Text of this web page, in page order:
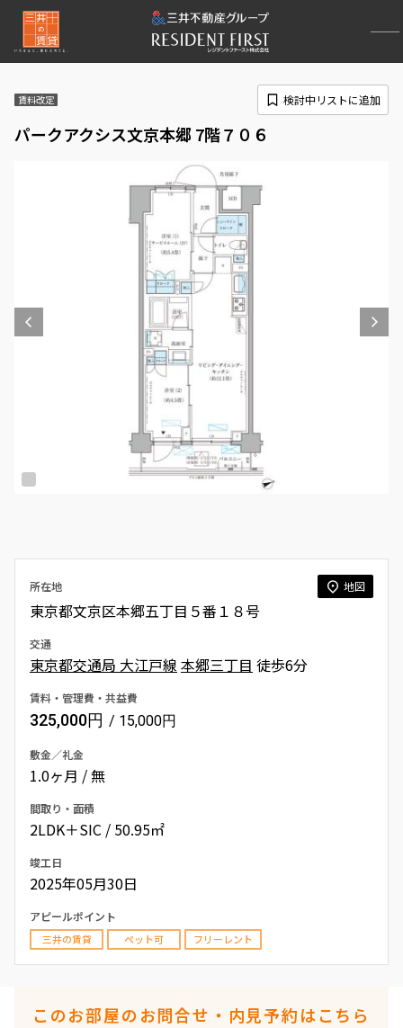
賃料改定
パークアクシス文京本郷 7階７０６
検討中リストに追加
所在地 地図
東京都文京区本郷五丁目５番１８号
交通
東京都交通局 大江戸線 本郷三丁目 徒歩6分
賃料・管理費・共益費
325,000円 / 15,000円
敷金／礼金
1.0ヶ月 / 無
間取り・面積
2LDK＋SIC / 50.95㎡
竣工日
2025年05月30日
アピールポイント
三井の賃貸 ペット可 フリーレント
このお部屋のお問合せ・内見予約はこちら